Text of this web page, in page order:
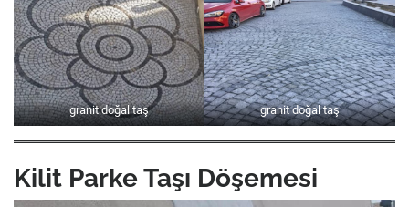
granit doğal taş granit doğal taş
Kilit Parke Taşı Döşemesi